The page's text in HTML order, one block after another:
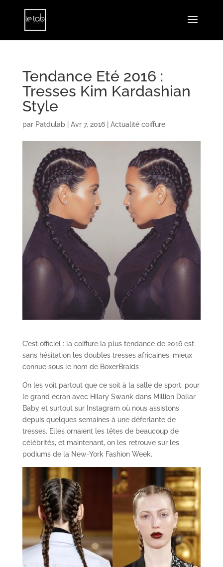
Tendance Eté 2016 :
Tresses Kim Kardashian
Style
par Patdulab| Avr 7, 2016| Actualité coiffure
C’est officiel : la coiffure la plus tendance de 2016 est
sans hésitation les doubles tresses africaines, mieux
connue sous le nom de BoxerBraids
On les voit partout que ce soit à la salle de sport, pour
le grand écran avec Hilary Swank dans Million Dollar
Baby et surtout sur Instagram où nous assistons
depuis quelques semaines à une déferlante de
tresses. Elles ornaient les têtes de beaucoup de
célébrités, et maintenant, on les retrouve sur les
podiums de la New-York Fashion Week.